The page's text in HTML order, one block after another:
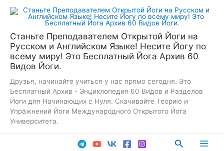
Перейти
Станьте Преподавателем Открытой Йоги на
Русском и Английском Языке! Несите Йогу по
всему миру! Это Бесплатный Йога Архив 60
Видов Йоги.
Друзья, начинайте учиться у нас прямо сегодня. Это
Бесплатный Архив - Энциклопедия 60 Видов и Разделов
Йоги для Начинающих с Нуля. Скачивайте Теорию и
Упражнений Йоги Международного Открытого Йога
Университета.
Поиск